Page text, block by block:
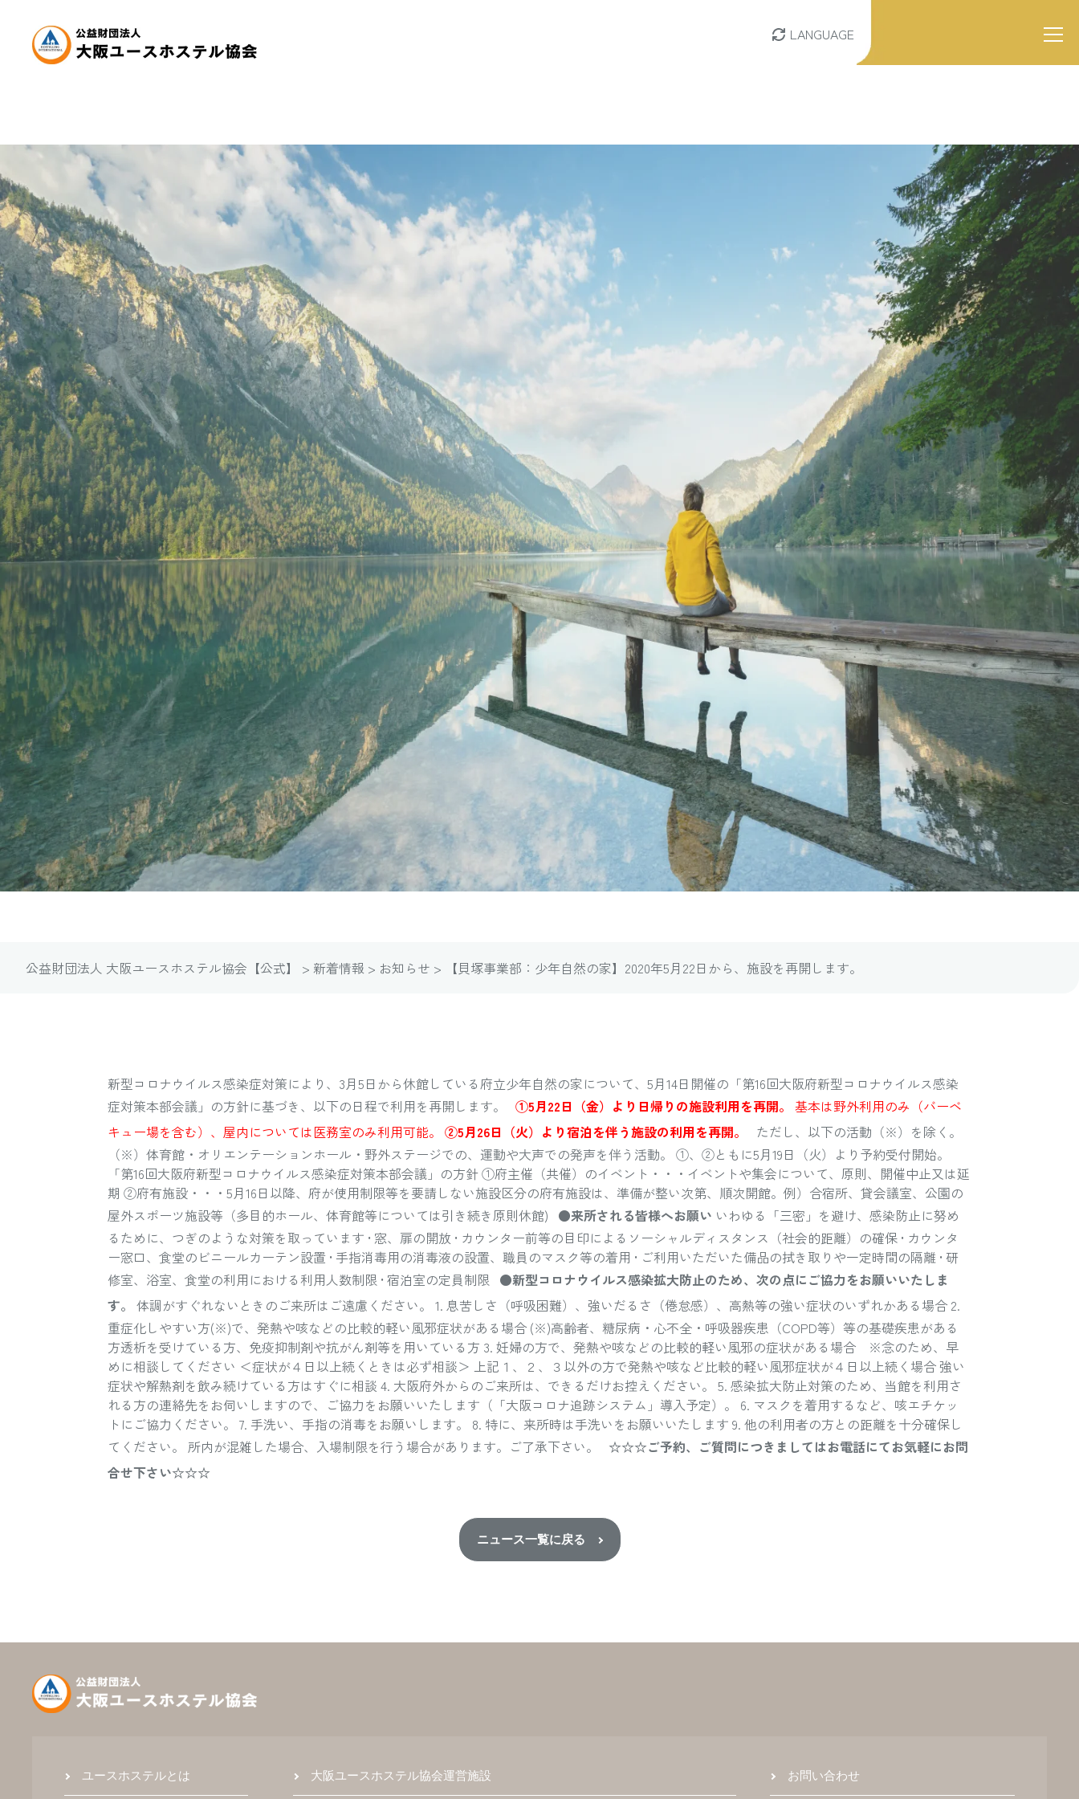
LANGUAGE
公益財団法人 大阪ユースホステル協会【公式】 > 新着情報 > お知らせ > 【貝塚事業部：少年自然の家】2020年5月22日から、施設を再開します。
新型コロナウイルス感染症対策により、3月5日から休館している府立少年自然の家について、5月14日開催の「第16回大阪府新型コロナウイルス感染
症対策本部会議」の方針に基づき、以下の日程で利用を再開します。①5月22日（金）より日帰りの施設利用を再開。 基本は野外利用のみ（バーベ
キュー場を含む）、屋内については医務室のみ利用可能。②5月26日（火）より宿泊を伴う施設の利用を再開。
ただし、以下の活動（※）を除く。
（※）体育館・オリエンテーションホール・野外ステージでの、運動や大声での発声を伴う活動。 ①、②ともに5月19日（火）より予約受付開始。
「第16回大阪府新型コロナウイルス感染症対策本部会議」の方針 ①府主催（共催）のイベント・・・イベントや集会について、原則、開催中止又は延
期 ②府有施設・・・5月16日以降、府が使用制限等を要請しない施設区分の府有施設は、準備が整い次第、順次開館。例）合宿所、貸会議室、公園の
屋外スポーツ施設等（多目的ホール、体育館等については引き続き原則休館) ●来所される皆様へお願い いわゆる「三密」を避け、感染防止に努め
るために、つぎのような対策を取っています • 窓、扉の開放 • カウンター前等の目印によるソーシャルディスタンス（社会的距離）の確保 • カウンタ
ー窓口、食堂のビニールカーテン設置 • 手指消毒用の消毒液の設置、職員のマスク等の着用 • ご利用いただいた備品の拭き取りや一定時間の隔離 • 研
修室、浴室、食堂の利用における利用人数制限 • 宿泊室の定員制限 ●新型コロナウイルス感染拡大防止のため、次の点にご協力をお願いいたしま
す。 体調がすぐれないときのご来所はご遠慮ください。 1. 息苦しさ（呼吸困難）、強いだるさ（倦怠感）、高熱等の強い症状のいずれかある場合 2.
重症化しやすい方(※)で、発熱や咳などの比較的軽い風邪症状がある場合 (※)高齢者、糖尿病・心不全・呼吸器疾患（COPD等）等の基礎疾患がある
方透析を受けている方、免疫抑制剤や抗がん剤等を用いている方 3. 妊婦の方で、発熱や咳などの比較的軽い風邪の症状がある場合 ※念のため、早
めに相談してください ＜症状が４日以上続くときは必ず相談＞ 上記１、２、３以外の方で発熱や咳など比較的軽い風邪症状が４日以上続く場合 強い
症状や解熱剤を飲み続けている方はすぐに相談 4. 大阪府外からのご来所は、できるだけお控えください。 5. 感染拡大防止対策のため、当館を利用さ
れる方の連絡先をお伺いしますので、ご協力をお願いいたします（「大阪コロナ追跡システム」導入予定）。 6. マスクを着用するなど、咳エチケッ
トにご協力ください。 7. 手洗い、手指の消毒をお願いします。 8. 特に、来所時は手洗いをお願いいたします 9. 他の利用者の方との距離を十分確保し
てください。 所内が混雑した場合、入場制限を行う場合があります。ご了承下さい。 ☆☆☆ご予約、ご質問につきましてはお電話にてお気軽にお問
合せ下さい☆☆☆
ニュース一覧に戻る
ユースホステルとは 大阪ユースホステル協会運営施設 お問い合わせ